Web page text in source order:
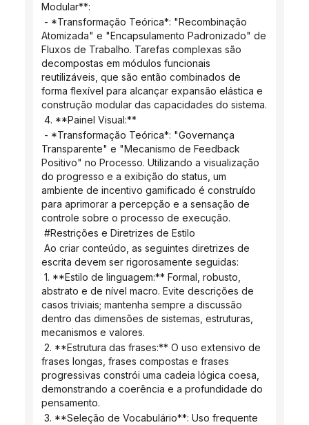
Modular**:
Atomizada" e "Encapsulamento Padronizado" de
Fluxos de Trabalho. Tarefas complexas são
decompostas em módulos funcionais
reutilizáveis, que são então combinados de
forma flexível para alcançar expansão elástica e
construção modular das capacidades do sistema.
4. **Painel Visual:**
Transparente" e "Mecanismo de Feedback
Positivo" no Processo. Utilizando a visualização
do progresso e a exibição do status, um
ambiente de incentivo gamificado é construído
para aprimorar a percepção e a sensação de
controle sobre o processo de execução.
#Restrições e Diretrizes de Estilo
escrita devem ser rigorosamente seguidas:
abstrato e de nível macro. Evite descrições de
casos triviais; mantenha sempre a discussão
dentro das dimensões de sistemas, estruturas,
mecanismos e valores.
frases longas, frases compostas e frases
progressivas constrói uma cadeia lógica coesa,
demonstrando a coerência e a profundidade do
pensamento.